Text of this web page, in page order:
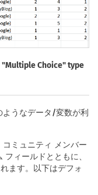
Choice" type
うなデータ/変数が利
ミュニティ メンバー
ィールドとともに、
ます。以下はデフォ